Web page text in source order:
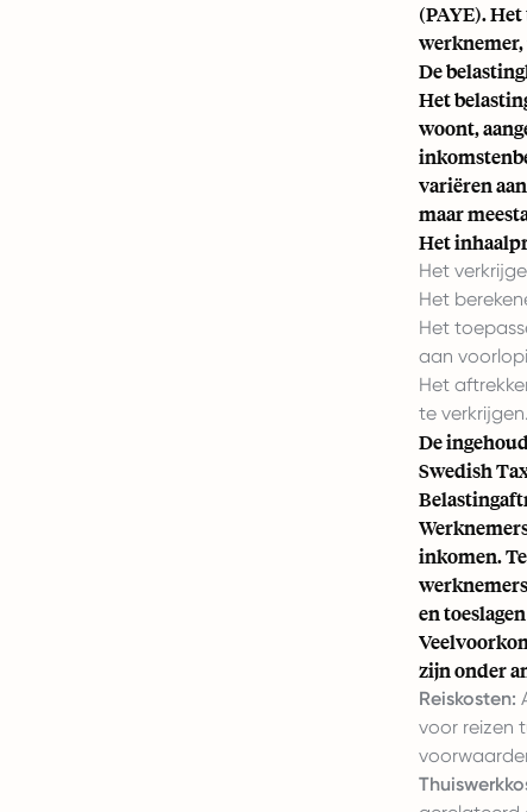
(PAYE).
werknemer,
De
Het
woont,
variëren
maar
Het
Het
Het
Het
aan
Het
te verkrijgen.
De
Swedish
inkomen.
en
zijn onder
Reiskosten:
voor reizen